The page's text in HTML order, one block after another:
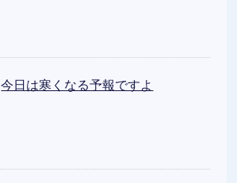
今日は寒くなる予報ですよ